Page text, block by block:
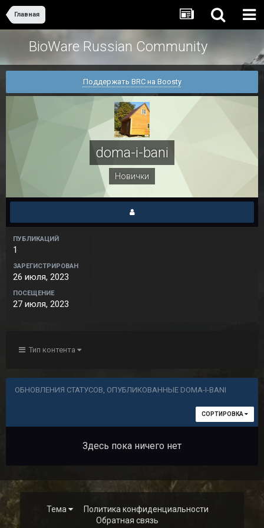
Главная
BioWare Russian Community
Поддержать BRC на Boosty
doma-i-bani
Новички
ПУБЛИКАЦИЙ
1
ЗАРЕГИСТРИРОВАН
26 июля, 2023
ПОСЕЩЕНИЕ
27 июля, 2023
Тип контента
ОБНОВЛЕНИЯ СТАТУСОВ, ОПУБЛИКОВАННЫЕ DOMA-I-BANI
СОРТИРОВКА
Здесь пока ничего нет
Тема
Политика конфиденциальности
Обратная связь